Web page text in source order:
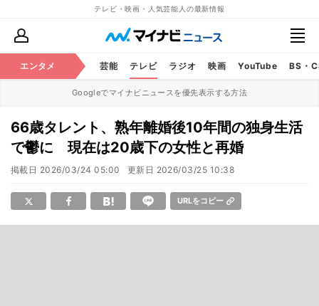
テレビ・映画・人気芸能人の最新情報
エンタメ 芸能 テレビ ラジオ 映画 YouTube BS・
Googleでマイナビニュースを優先表示する方法
66歳タレント、熟年離婚後10年間の独身生活
で鬱に 現在は20歳下の女性と再婚
掲載日 2026/03/24 05:00 更新日 2026/03/25 10:38
URLをコピー